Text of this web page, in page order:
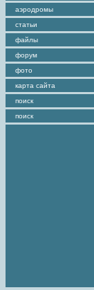
аэродромы
статьи
файлы
форум
фото
карта сайта
поиск
поиск